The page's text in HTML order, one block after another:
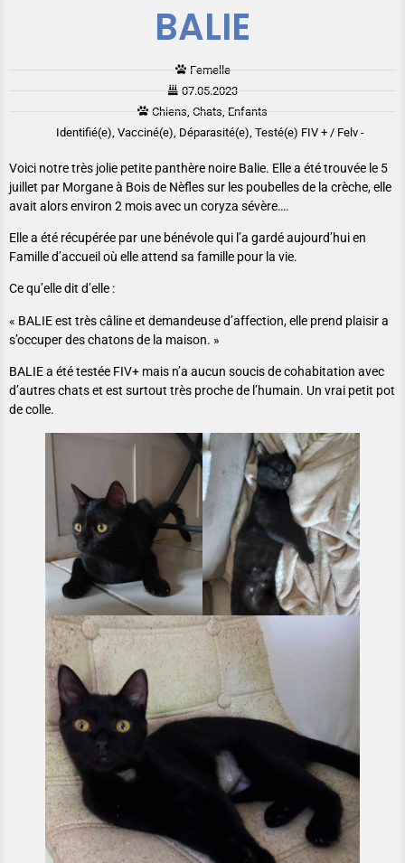
BALIE
Femelle
07.05.2023
Chiens, Chats, Enfants
Identifié(e), Vacciné(e), Déparasité(e), Testé(e) FIV + / Felv -
Voici notre très jolie petite panthère noire Balie. Elle a été trouvée le 5
juillet par Morgane à Bois de Nèfles sur les poubelles de la crèche, elle
avait alors environ 2 mois avec un coryza sévère….
Elle a été récupérée par une bénévole qui l’a gardé aujourd’hui en
Famille d’accueil où elle attend sa famille pour la vie.
Ce qu’elle dit d’elle :
« BALIE est très câline et demandeuse d’affection, elle prend plaisir a
s’occuper des chatons de la maison. »
BALIE a été testée FIV+ mais n’a aucun soucis de cohabitation avec
d’autres chats et est surtout très proche de l’humain. Un vrai petit pot
de colle.